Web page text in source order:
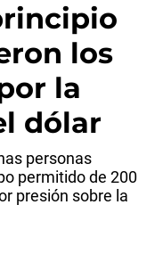
los
la
dólar
personas
permitido de 200
presión sobre la